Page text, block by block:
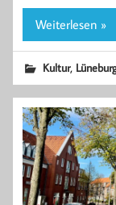
Weiterlesen »
Kultur,